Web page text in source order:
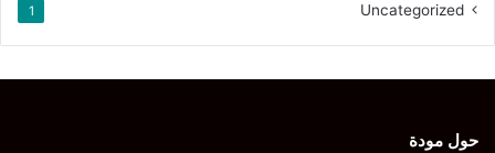
Uncategorized
1
حول مودة